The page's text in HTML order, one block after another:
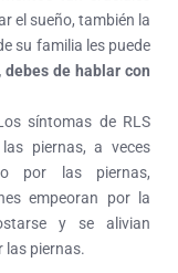
el sueño, también la
su familia les puede
de hablar con
síntomas de RLS
piernas, a veces
por las piernas,
empeoran por la
y se alivian
las piernas.